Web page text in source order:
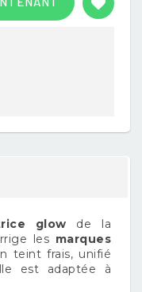
glow de la
les marques
teint frais, unifié
est adaptée à